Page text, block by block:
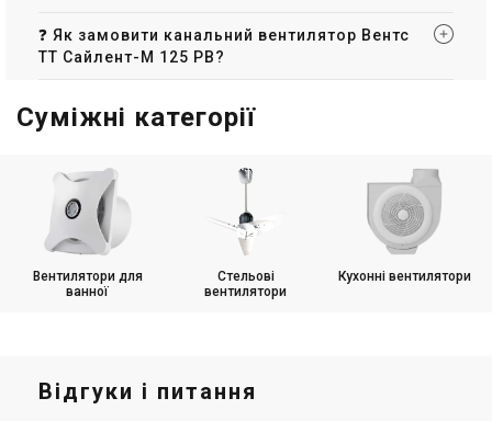
❓ Як замовити канальний вентилятор Вентс
ТТ Сайлент-М 125 РВ?
Суміжні категорії
Вентилятори для
ванної
Стельові
вентилятори
Кухонні вентилятори
Відгуки і питання